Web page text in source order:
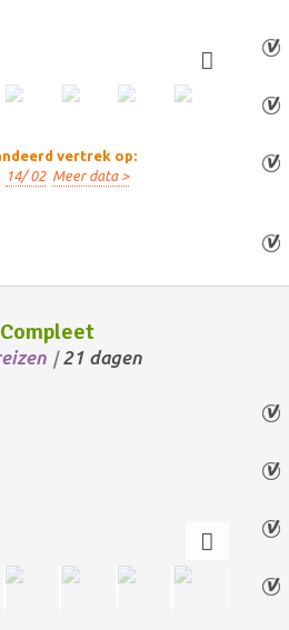
vertrek op:
14/ 02 Meer data >
/21 dagen